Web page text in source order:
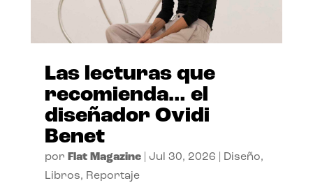
Las lecturas que
recomienda… el
diseñador Ovidi
Benet
por Flat Magazine| Jul 30, 2026 Diseño,
Libros, Reportaje